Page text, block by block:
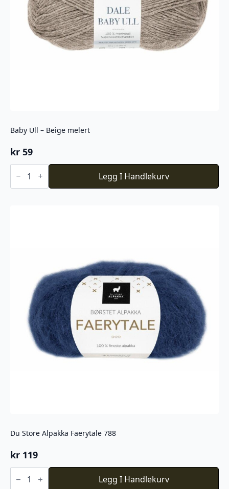
Baby Ull – Beige melert
kr 59
Baby
Ull
Beige
Legg I Handlekurv
Du Store Alpakka Faerytale 788
kr 119
Du
Store Legg I Handlekurv